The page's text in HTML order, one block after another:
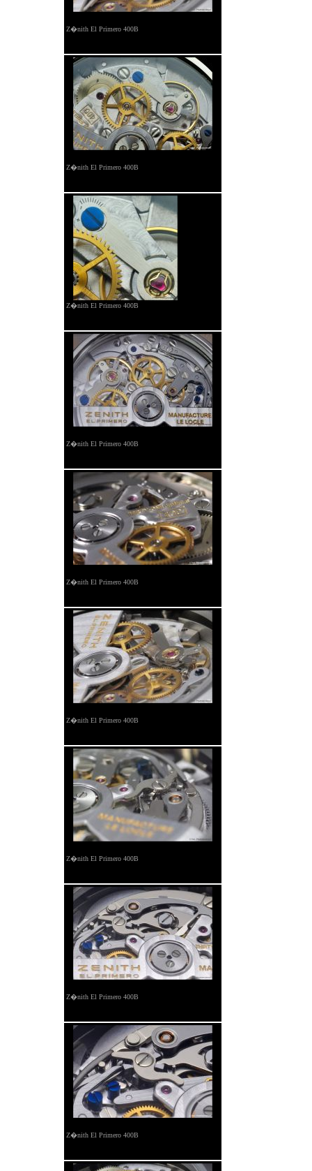
Z�nith El Primero 400B
Z�nith El Primero 400B
Z�nith El Primero 400B
Z�nith El Primero 400B
Z�nith El Primero 400B
Z�nith El Primero 400B
Z�nith El Primero 400B
Z�nith El Primero 400B
Z�nith El Primero 400B